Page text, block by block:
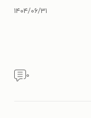
۱۴۰۴/۰۶/۳۱
۰